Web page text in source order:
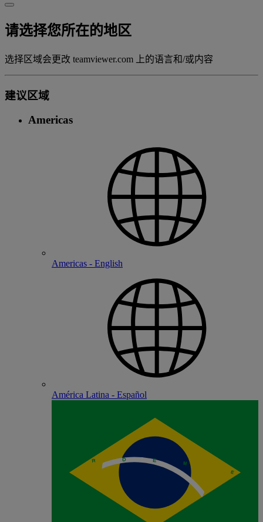
请选择您所在的地区
选择区域会更改 teamviewer.com 上的语言和/或内容
建议区域
Americas
Americas - English
América Latina - Español